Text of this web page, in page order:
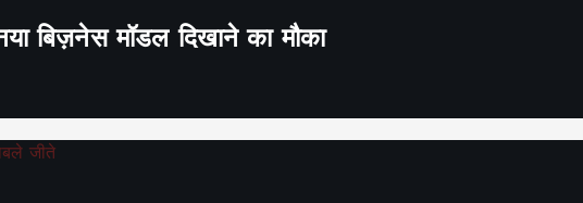
बिज़नेस मॉडल दिखाने का मौका